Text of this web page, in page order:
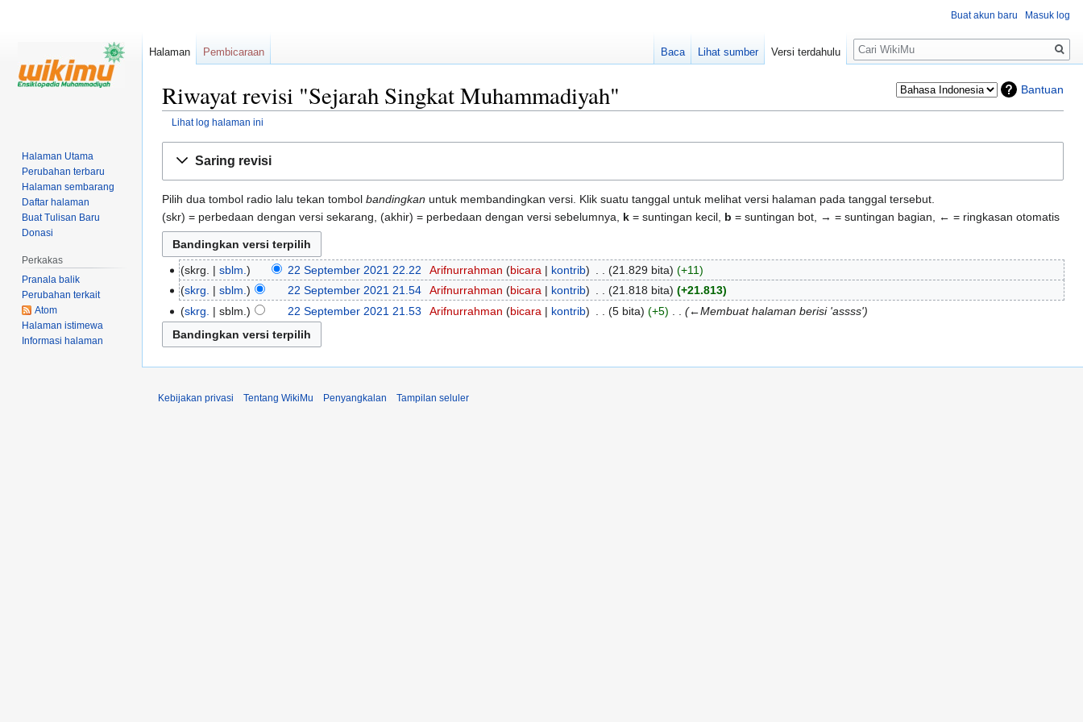
Bantuan
Riwayat revisi "Sejarah Singkat Muhammadiyah"
Lihat log halaman ini
Saring revisi
Pilih dua tombol radio lalu tekan tombol bandingkan untuk membandingkan versi. Klik suatu tanggal untuk melihat versi halaman pada tanggal tersebut.
(skr) = perbedaan dengan versi sekarang, (akhir) = perbedaan dengan versi sebelumnya, k = suntingan kecil, b = suntingan bot, → = suntingan bagian, ← = ringkasan otomatis
skrg. sblm. 22 September 2021 22.22 Arifnurrahman bicara kontrib 21.829 bita
+11
skrg.
sblm. 22 September 2021 21.54 Arifnurrahman bicara kontrib 21.818 bita
+21.813
skrg.
sblm. 22 September 2021 21.53 Arifnurrahman bicara kontrib 5 bita +5 ←Membuat halaman berisi 'assss'
Buat akun baru Masuk log
Halaman Pembicaraan Baca Lihat sumber Versi terdahulu
Pencarian
Halaman Utama
Perubahan terbaru
Halaman sembarang
Daftar halaman
Buat Tulisan Baru
Donasi
Perkakas
Pranala balik
Perubahan terkait
Atom
Halaman istimewa
Informasi halaman
Kebijakan privasi Tentang WikiMu Penyangkalan Tampilan seluler